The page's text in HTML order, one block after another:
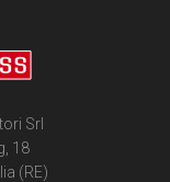
Srl
18
(RE)